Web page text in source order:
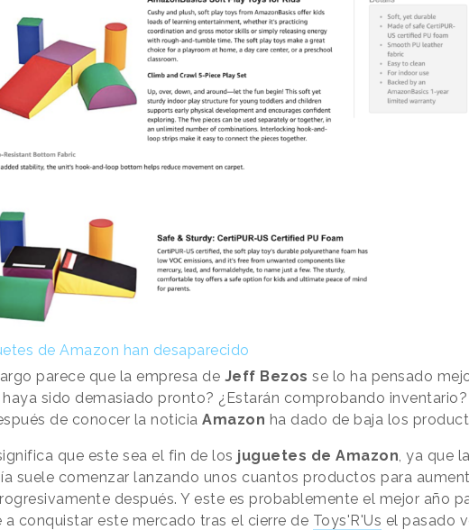
de Amazon han desaparecido
parece que la empresa de Jeff Bezos se lo ha pensado
haya sido demasiado pronto? ¿Estarán comprobando inventario?
de conocer la noticia Amazon ha dado de baja los
que este sea el fin de los juguetes de Amazon , ya que la
suele comenzar lanzando unos cuantos productos para
después. Y este es probablemente el mejor año
a conquistar este mercado tras el cierre de Toys'R'Us el pasado